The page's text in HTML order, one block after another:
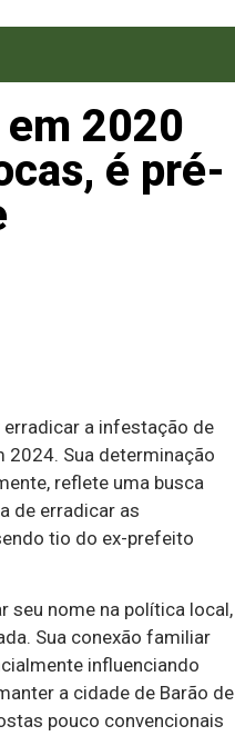
2020
é pré-
a infestação de
2024. Sua determinação
reflete uma busca
de erradicar as
tio do ex-prefeito
seu nome na política local,
Sua conexão familiar
influenciando
a cidade de Barão de
pouco convencionais